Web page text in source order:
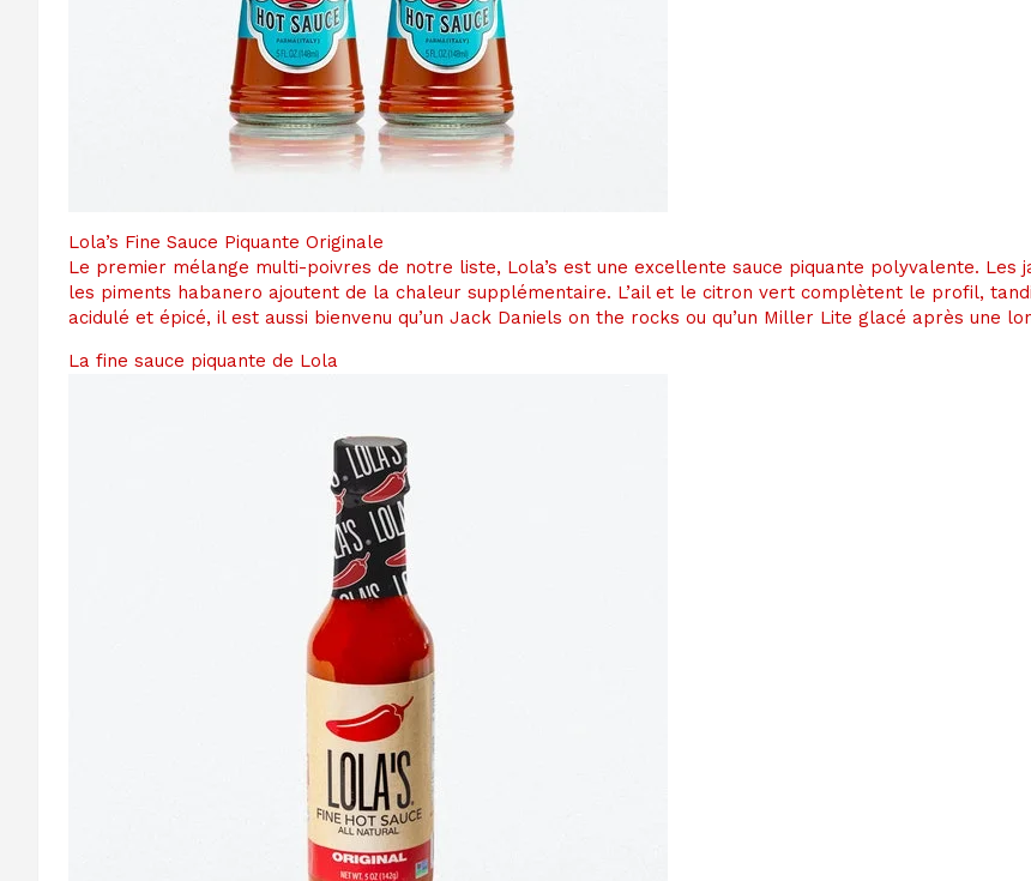
Lola’s Fine Sauce Piquante Originale
Le premier mélange multi-poivres de notre liste, Lola’s est une excellente sauce piquante polyvalente.
les piments habanero ajoutent de la chaleur supplémentaire. L’ail et le citron vert complètent le profil,
acidulé et épicé, il est aussi bienvenu qu’un Jack Daniels on the rocks ou qu’un Miller Lite glacé après une
La fine sauce piquante de Lola